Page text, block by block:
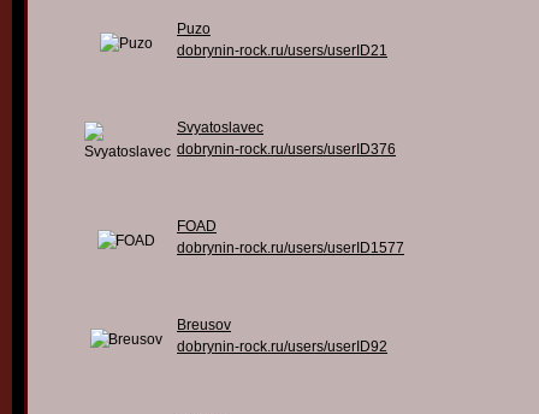
Puzo
dobrynin-rock.ru/users/userID21
Svyatoslavec
dobrynin-rock.ru/users/userID376
FOAD
dobrynin-rock.ru/users/userID1577
Breusov
dobrynin-rock.ru/users/userID92